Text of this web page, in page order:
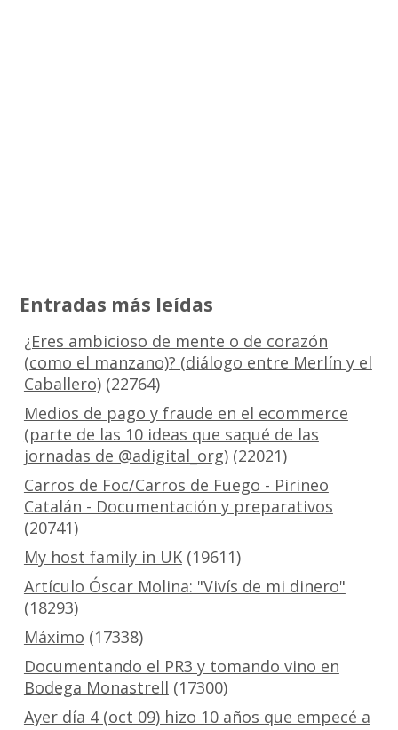
Entradas más leídas
¿Eres ambicioso de mente o de corazón
(como el manzano)? (diálogo entre Merlín y el
Caballero)(22764)
Medios de pago y fraude en el ecommerce
(parte de las 10 ideas que saqué de las
jornadas de @adigital_org)(22021)
Carros de Foc/Carros de Fuego - Pirineo
Catalán - Documentación y preparativos
(20741)
My host family in UK(19611)
Artículo Óscar Molina: "Vivís de mi dinero"
(18293)
Máximo (17338)
Documentando el PR3 y tomando vino en
Bodega Monastrell (17300)
Ayer día 4 (oct 09) hizo 10 años que empecé a